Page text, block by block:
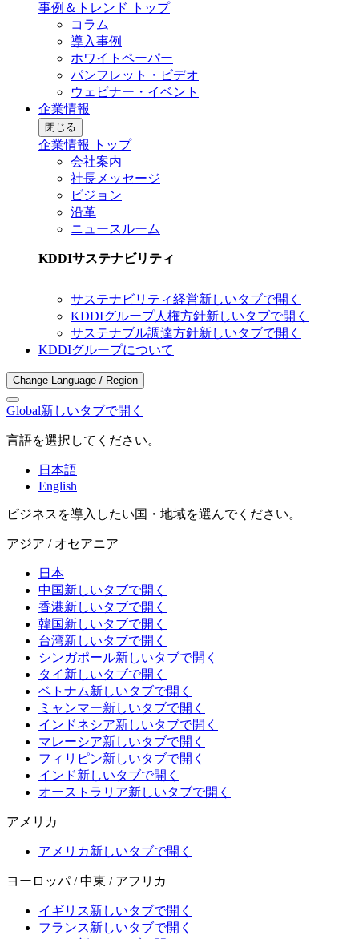
事例＆トレンド トップ
コラム
導入事例
ホワイトペーパー
パンフレット・ビデオ
ウェビナー・イベント
企業情報
閉じる
企業情報 トップ
会社案内
社長メッセージ
ビジョン
沿革
ニュースルーム
KDDIサステナビリティ
サステナビリティ経営新しいタブで開く
KDDIグループ人権方針新しいタブで開く
サステナブル調達方針新しいタブで開く
KDDIグループについて
Change Language / Region
Global新しいタブで開く
言語を選択してください。
日本語
English
ビジネスを導入したい国・地域を選んでください。
アジア / オセアニア
日本
中国新しいタブで開く
香港新しいタブで開く
韓国新しいタブで開く
台湾新しいタブで開く
シンガポール新しいタブで開く
タイ 新しいタブで開く
ベトナム新しいタブで開く
ミャンマー新しいタブで開く
インドネシア新しいタブで開く
マレーシア新しいタブで開く
フィリピン新しいタブで開く
インド新しいタブで開く
オーストラリア新しいタブで開く
アメリカ
アメリカ新しいタブで開く
ヨーロッパ / 中東 / アフリカ
イギリス新しいタブで開く
フランス新しいタブで開く